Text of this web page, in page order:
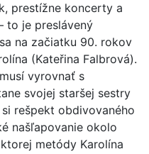
prestížne koncerty a
to je preslávený
na začiatku 90. rokov
(Kateřina Falbrová).
vyrovnať s
svojej staršej sestry
rešpekt obdivovaného
našľapovanie okolo
metódy Karolína